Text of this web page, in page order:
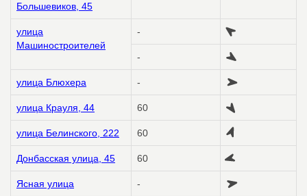
Большевиков, 45
улица
Машиностроителей
-
-
улица Блюхера -
улица Крауля, 44 60
улица Белинского, 222 60
Донбасская улица, 45 60
Ясная улица -